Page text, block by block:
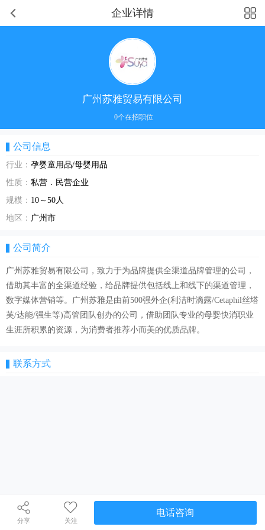
企业详情
分享 关注
电话咨询
广州苏雅贸易有限公司
0个在招职位
公司信息
行业： 孕婴童用品/母婴用品
性质： 私营．民营企业
规模： 10～50人
地区： 广州市
公司简介
广州苏雅贸易有限公司，致力于为品牌提供全渠道品牌管理的公司，
借助其丰富的全渠道经验，给品牌提供包括线上和线下的渠道管理，
数字媒体营销等。广州苏雅是由前500强外企(利洁时滴露/Cetaphil丝塔
芙/达能/强生等)高管团队创办的公司，借助团队专业的母婴快消职业
生涯所积累的资源，为消费者推荐小而美的优质品牌。
联系方式